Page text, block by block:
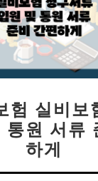
험 실비보
통원 서류
하게